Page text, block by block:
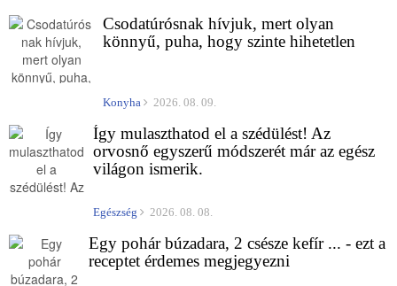
Csodatúrósnak hívjuk, mert olyan
könnyű, puha, hogy szinte hihetetlen
Konyha 2026. 08. 09.
Így mulaszthatod el a szédülést! Az
orvosnő egyszerű módszerét már az egész
világon ismerik.
Egészség 2026. 08. 08.
Egy pohár búzadara, 2 csésze kefír ... - ezt a
receptet érdemes megjegyezni